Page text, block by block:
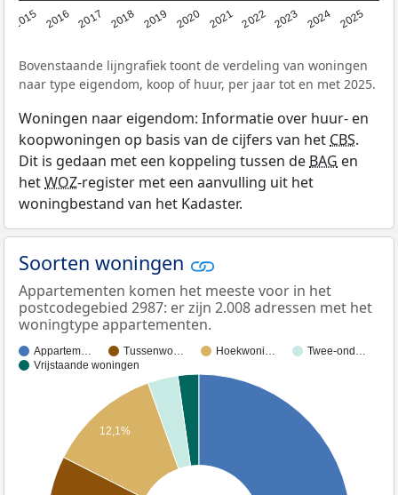
2015 2016 2017 2018 2019 2020 2021 2022 2023 2024 2025
Bovenstaande lijngrafiek toont de verdeling van woningen
naar type eigendom, koop of huur, per jaar tot en met 2025.
Woningen naar eigendom: Informatie over huur- en
koopwoningen op basis van de cijfers van hetCBS.
Dit is gedaan met een koppeling tussen deBAG en
hetWOZ-register met een aanvulling uit het
woningbestand van het Kadaster.
Soorten woningen
Appartementen komen het meeste voor in het
postcodegebied 2987: er zijn 2.008 adressen met het
woningtype appartementen.
Appartem… Tussenwo… Hoekwoni…
Twee-ond…
Vrijstaande woningen
12,1%